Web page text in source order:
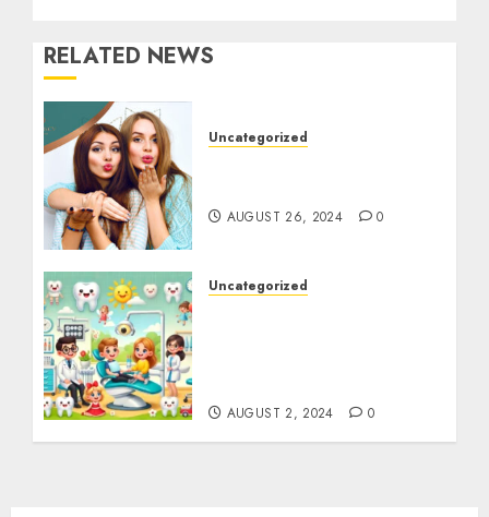
RELATED NEWS
Uncategorized
AUGUST 26, 2024 0
Uncategorized
AUGUST 2, 2024 0